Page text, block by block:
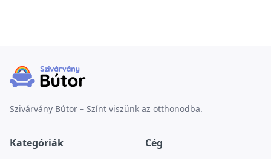
Szivárvány Bútor – Színt viszünk az otthonodba.
Kategóriák Cég